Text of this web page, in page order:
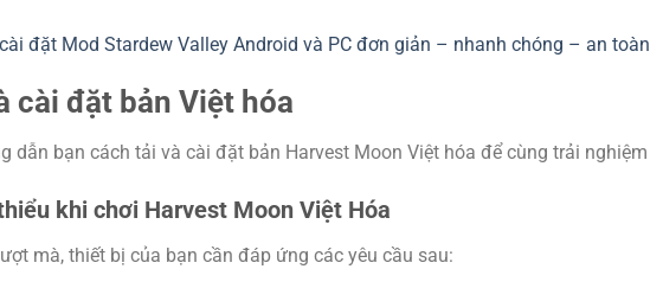
đặt Mod Stardew Valley Android và PC đơn giản – nhanh chóng – an toàn
cài đặt bản Việt hóa
dẫn bạn cách tải và cài đặt bản Harvest Moon Việt hóa để cùng trải nghiệm
khi chơi Harvest Moon Việt Hóa
mà, thiết bị của bạn cần đáp ứng các yêu cầu sau: